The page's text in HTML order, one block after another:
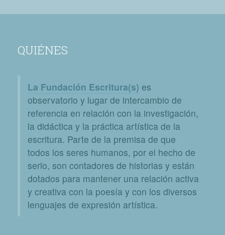
QUIÉNES
La Fundación Escritura(s) es
observatorio y lugar de intercambio de
referencia en relación con la investigación,
la didáctica y la práctica artística de la
escritura. Parte de la premisa de que
todos los seres humanos, por el hecho de
serlo, son contadores de historias y están
dotados para mantener una relación activa
y creativa con la poesía y con los diversos
lenguajes de expresión artística.